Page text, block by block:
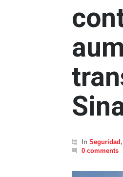
In Seguridad ,
0 comments